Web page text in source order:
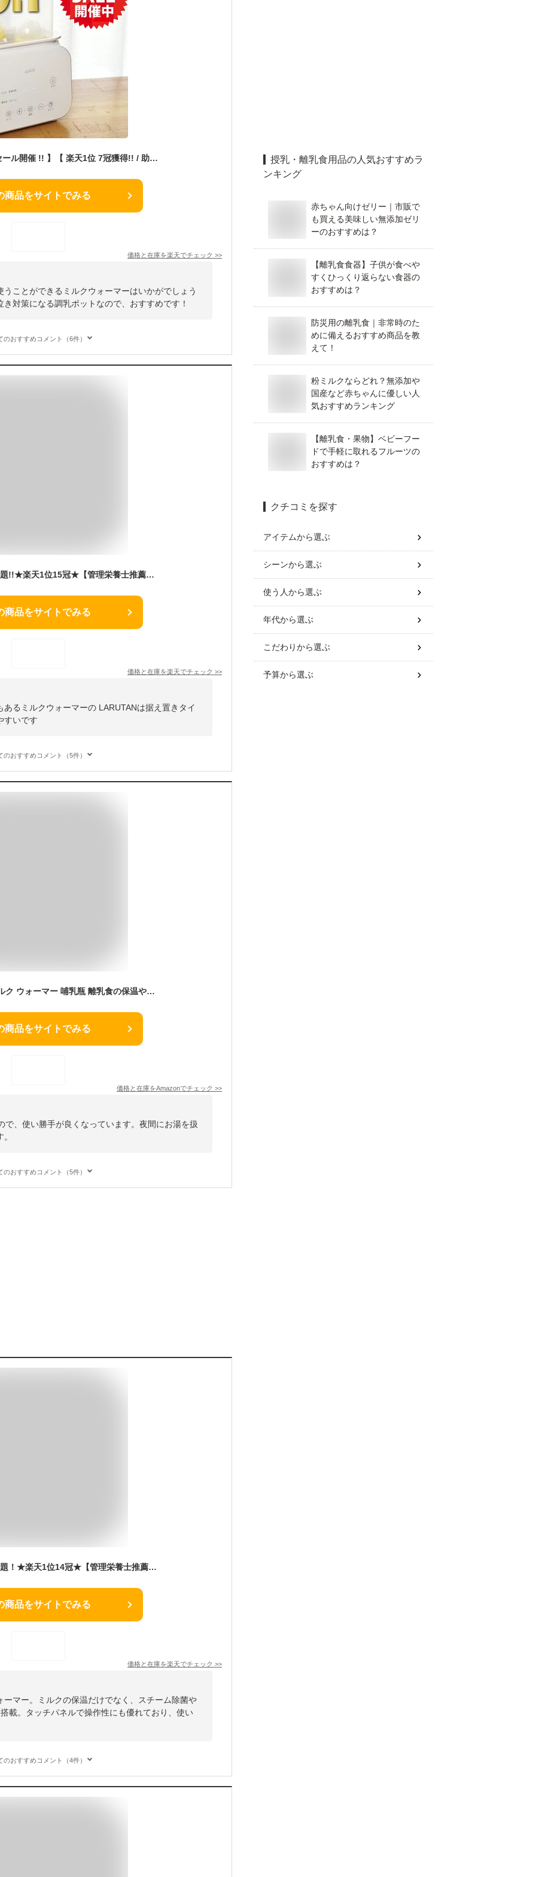
【マラソン期間限定セール開催 !! 】【 楽天1位 7冠獲得!! / 助産師推奨 / 管理栄養士監修レシピ / 嬉しい特典付き 】 Kocokara ボトルウォーマー ミルクウォーマー 哺乳瓶ウォーマー 哺乳瓶温め 哺乳瓶 保温 調乳ポット 液体ミルク ベビー用品 出産準備 出産祝い
商品をサイトでみる
価格と在庫を楽天でチェック >>
ことができるミルクウォーマーはいかがでしょう
対策になる調乳ポットなので、おすすめです！
のおすすめコメント（6件）
雑誌&TBSドラマで話題!!★楽天1位15冠★【管理栄養士推薦】 ミルクウォーマー LARUTAN ボトルウォーマー 哺乳瓶ウォーマー ミルク 調乳ポット 離乳食 冊子 男の子 女の子 哺乳瓶 ウォーマー 保温 調乳 母乳 除菌 ベビー 出産準備 赤ちゃん 出産祝い ギフト 無料ラッピング
商品をサイトでみる
価格と在庫を楽天でチェック >>
るミルクウォーマーの LARUTANは据え置きタイ
すいです
のおすすめコメント（5件）
LARUTAN ボトル ミルク ウォーマー 哺乳瓶 離乳食の保温や調理 ポット 調乳 多機能 ラルタン (白)
商品をサイトでみる
価格と在庫をAmazonでチェック >>
で、使い勝手が良くなっています。夜間にお湯を扱
のおすすめコメント（5件）
雑誌&TBSドラマで話題！★楽天1位14冠★【管理栄養士推薦】 ミルクウォーマー LARUTAN ボトルウォーマー 哺乳瓶ウォーマー ミルク 調乳ポット 離乳食冊子 男の子 女の子 哺乳瓶 ウォーマー 保温 調乳 除菌 ベビー 出産準備 赤ちゃん 出産祝い ギフト 無料ラッピング
商品をサイトでみる
価格と在庫を楽天でチェック >>
マー。ミルクの保温だけでなく、スチーム除菌や
載。タッチパネルで操作性にも優れており、使い
のおすすめコメント（4件）
授乳・離乳食用品の人気おすすめラ
ンキング
赤ちゃん向けゼリー｜市販で
も買える美味しい無添加ゼリ
ーのおすすめは？
【離乳食食器】子供が食べや
すくひっくり返らない食器の
おすすめは？
防災用の離乳食｜非常時のた
めに備えるおすすめ商品を教
えて！
粉ミルクならどれ？無添加や
国産など赤ちゃんに優しい人
気おすすめランキング
【離乳食・果物】ベビーフー
ドで手軽に取れるフルーツの
おすすめは？
クチコミを探す
アイテムから選ぶ
シーンから選ぶ
使う人から選ぶ
年代から選ぶ
こだわりから選ぶ
予算から選ぶ